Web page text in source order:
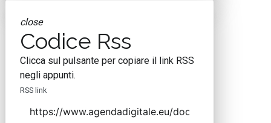
close
Codice Rss
Clicca sul pulsante per copiare il link RSS
negli appunti.
RSS link